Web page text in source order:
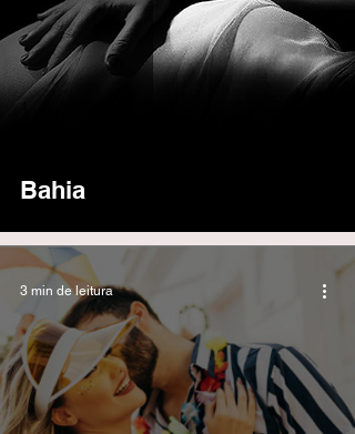
Bahia
3 min de leitura